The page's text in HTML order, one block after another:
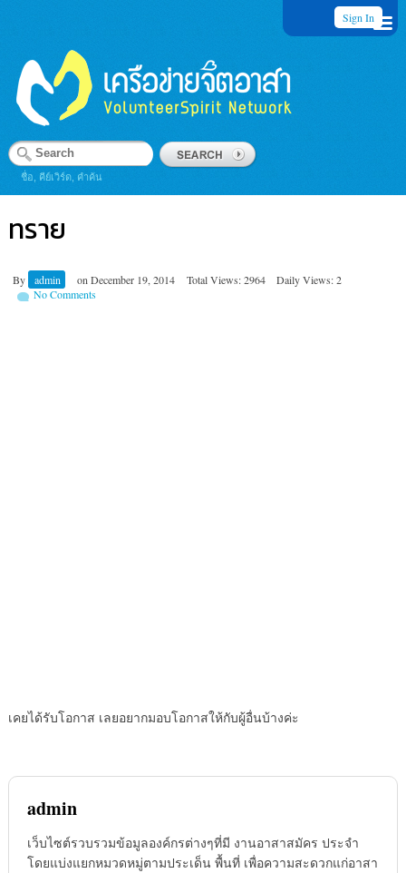
Sign In
ชื่อ, คีย์เวิร์ด, คำค้น
ทราย
By admin on December 19, 2014 Total Views: 2964
Daily Views: 2
No Comments
เคยได้รับโอกาส เลยอยากมอบโอกาสให้กับผู้อื่นบ้างค่ะ
admin
เว็บไซต์รวบรวมข้อมูลองค์กรต่างๆที่มี งานอาสาสมัคร ประจำ
โดยแบ่งแยกหมวดหมู่ตามประเด็น พื้นที่ เพื่อความสะดวกแก่อาสา